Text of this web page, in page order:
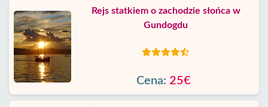
Rejs statkiem o zachodzie słońca w
Gundogdu
Cena: 25€